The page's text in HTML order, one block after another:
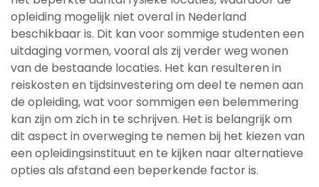
opleiding mogelijk niet overal in Nederland
beschikbaar is. Dit kan voor sommige studenten een
uitdaging vormen, vooral als zij verder weg wonen
van de bestaande locaties. Het kan resulteren in
reiskosten en tijdsinvestering om deel te nemen aan
de opleiding, wat voor sommigen een belemmering
kan zijn om zich in te schrijven. Het is belangrijk om
dit aspect in overweging te nemen bij het kiezen van
een opleidingsinstituut en te kijken naar alternatieve
opties als afstand een beperkende factor is.